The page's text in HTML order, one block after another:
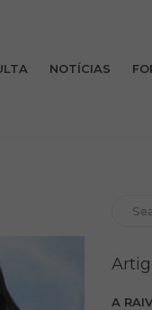
NOTÍCIAS
A